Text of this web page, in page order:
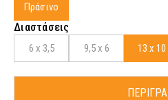
Πράσινο
Διαστάσεις
6 x 3,5 9,5 x 6 13 x 10